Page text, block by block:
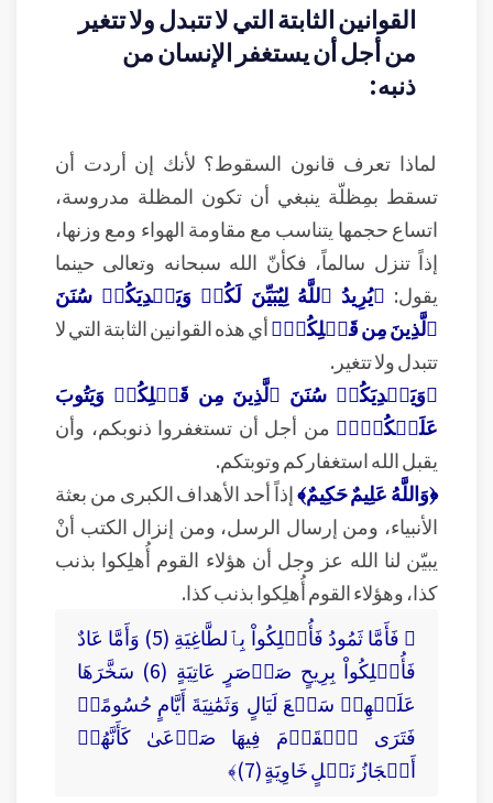
القوانين الثابتة التي لا تتبدل ولا تتغير
من أجل أن يستغفر الإنسان من
ذنبه:
لماذا تعرف قانون السقوط؟ لأنك إن أردت أن
تسقط بمِظلّة ينبغي أن تكون المظلة مدروسة،
اتساع حجمها يتناسب مع مقاومة الهواء ومع وزنها،
إذاً تنزل سالماً، فكأنّ الله سبحانه وتعالى حينما
يقول: ﴿يُرِيدُ ٱللَّهُ لِيُبَيِّنَ لَكُمۡ وَيَهۡدِيَكُمۡ سُنَنَ
ٱلَّذِينَ مِن قَبۡلِكُمۡ﴾أي هذه القوانين الثابتة التي لا
تتبدل ولا تتغير.
﴿وَيَهۡدِيَكُمۡ سُنَنَ ٱلَّذِينَ مِن قَبۡلِكُمۡ وَيَتُوبَ
عَلَيۡكُمۡۗ﴾ من أجل أن تستغفروا ذنوبكم، وأن
يقبل الله استغفاركم وتوبتكم.
﴿وَاللَّهُ عَلِيمٌ حَكِيمٌ﴾إذاً أحد الأهداف الكبرى من بعثة
الأنبياء، ومن إرسال الرسل، ومن إنزال الكتب أنْ
يبيّن لنا الله عز وجل أن هؤلاء القوم أُهلِكوا بذنب
كذا، وهؤلاء القوم أُهلِكوا بذنب كذا.
﴿ فَأَمَّا ثَمُودُ فَأُهۡلِكُواْ بِٱلطَّاغِيَةِ (5) وَأَمَّا عَادٌ
فَأُهۡلِكُواْ بِرِيحٍ صَرۡصَرٍ عَاتِيَةٍ (6) سَخَّرَهَا
عَلَيۡهِمۡ سَبۡعَ لَيَالٍ وَثَمَٰنِيَةَ أَيَّامٍ حُسُومًاۖ
فَتَرَى ٱلۡقَوۡمَ فِيهَا صَرۡعَىٰ كَأَنَّهُمۡ
أَعۡجَازُ نَخۡلٍ خَاوِيَةٍ (7)﴾